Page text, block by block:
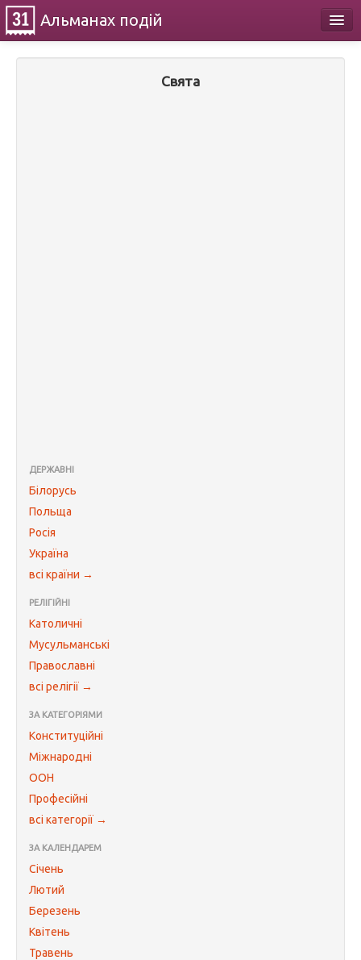
Альманах подій
Свята
ДЕРЖАВНІ
Білорусь
Польща
Росія
Україна
всі країни →
РЕЛІГІЙНІ
Католичні
Мусульманські
Православні
всі релігії →
ЗА КАТЕГОРІЯМИ
Конституційні
Міжнародні
ООН
Професійні
всі категорії →
ЗА КАЛЕНДАРЕМ
Січень
Лютий
Березень
Квітень
Травень